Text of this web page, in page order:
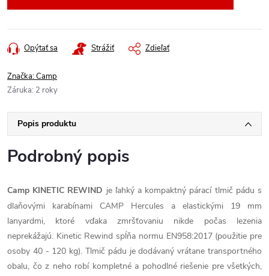
Opýtať sa Strážiť Zdieľať
Značka:Camp
Záruka: 2 roky
Popis produktu
Podrobný popis
Camp KINETIC REWIND je ľahký a kompaktný párací tlmič pádu s
dlaňovými karabínami CAMP Hercules a elastickými 19 mm
lanyardmi, ktoré vďaka zmršťovaniu nikde počas lezenia
neprekážajú. Kinetic Rewind spĺňa normu EN958:2017 (použitie pre
osoby 40 - 120 kg). Tlmič pádu je dodávaný vrátane transportného
obalu, čo z neho robí kompletné a pohodlné riešenie pre všetkých,